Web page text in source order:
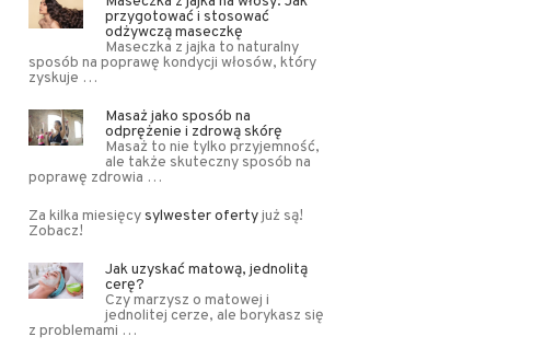
przygotować i stosować
odżywczą maseczkę
Maseczka z jajka to naturalny
sposób na poprawę kondycji włosów, który
zyskuje …
Masaż jako sposób na
odprężenie i zdrową skórę
Masaż to nie tylko przyjemność,
ale także skuteczny sposób na
poprawę zdrowia …
Za kilka miesięcysylwester ofertyjuż są!
Zobacz!
Jak uzyskać matową, jednolitą
cerę?
Czy marzysz o matowej i
jednolitej cerze, ale borykasz się
z problemami …